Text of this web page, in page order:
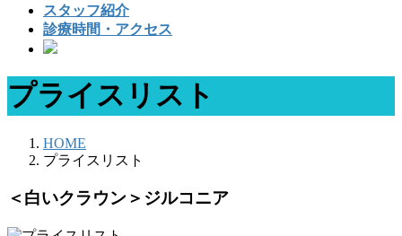
スタッフ紹介
診療時間・アクセス
プライスリスト
HOME
プライスリスト
＜白いクラウン＞ジルコニア